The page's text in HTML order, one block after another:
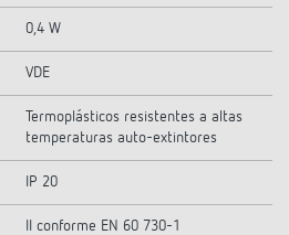
0,4 W
VDE
Termoplásticos resistentes a altas
temperaturas auto-extintores
IP 20
II conforme EN 60 730-1